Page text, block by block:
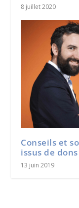
8 juillet 2020
Conseils et
issus de dons
13 juin 2019